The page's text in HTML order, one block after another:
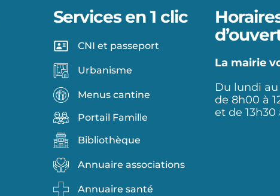
Services en 1 clic
CNI et passeport
Urbanisme
Menus cantine
Portail Famille
Bibliothèque
Annuaire associations
Annuaire santé
La mairie
Du lundi
de 8h00 à
et de 13h30